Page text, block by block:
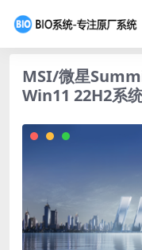
MSI/微星
Win11 22H2系